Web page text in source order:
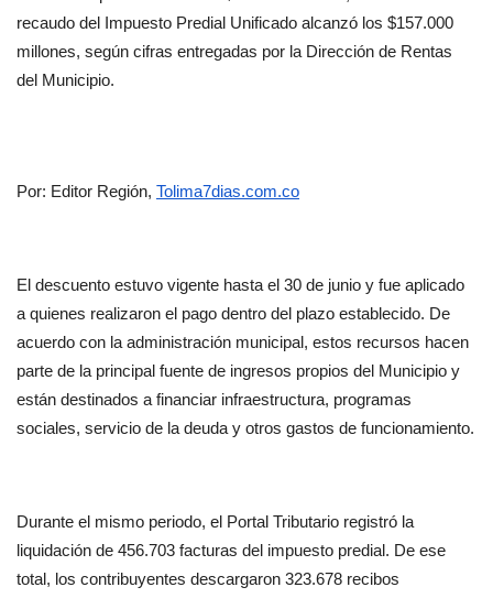
recaudo del Impuesto Predial Unificado alcanzó los $157.000
millones, según cifras entregadas por la Dirección de Rentas
del Municipio.
Por: Editor Región, Tolima7dias.com.co
El descuento estuvo vigente hasta el 30 de junio y fue aplicado
a quienes realizaron el pago dentro del plazo establecido. De
acuerdo con la administración municipal, estos recursos hacen
parte de la principal fuente de ingresos propios del Municipio y
están destinados a financiar infraestructura, programas
sociales, servicio de la deuda y otros gastos de funcionamiento.
Durante el mismo periodo, el Portal Tributario registró la
liquidación de 456.703 facturas del impuesto predial. De ese
total, los contribuyentes descargaron 323.678 recibos